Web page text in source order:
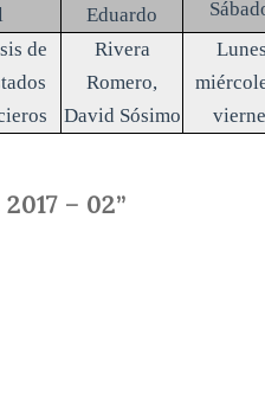
Eduardo
de
Rivera
Romero,
David Sósimo
– 02”